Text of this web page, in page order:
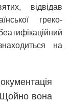
відвідав
греко-
на
Щойно вона